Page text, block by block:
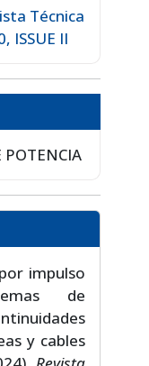
Técnica
ISSUE II
POTENCIA
impulso
de
y cables